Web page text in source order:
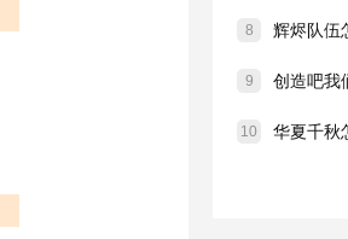
8 辉烬队伍
9
10 华夏千秋